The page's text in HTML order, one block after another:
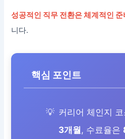
성공적인 직무 전환은 체계적인
니다.
핵심 포인트
커리어 체인지
3개월 , 수료율은